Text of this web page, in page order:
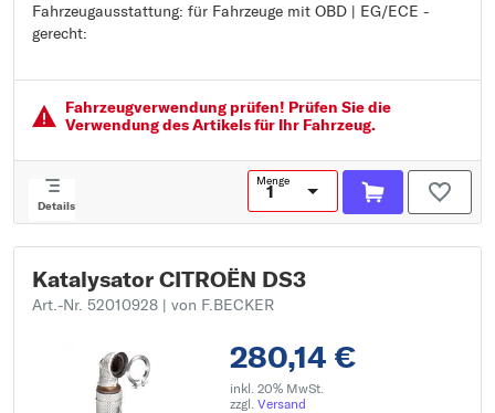
Fahrzeugausstattung: für Fahrzeuge mit OBD | EG/ECE -
gerecht:
Gewicht [kg]: 4
Abgasnorm: Euro 5
EG/ECE - gerecht:
Fahrzeugver­wendung prüfen! Prüfen Sie die
Verwendung des Artikels für Ihr Fahrzeug.
Details
Menge
Katalysator CITROËN DS3
Art.-Nr. 52010928 | von F.BECKER
280,14 €
inkl. 20% MwSt.
zzgl. Versand